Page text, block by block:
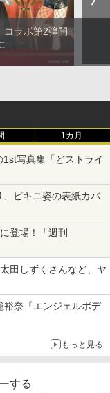
コラボ第2弾開
1カ月
1st写真集「どストライ
、ビキニ姿の表紙カバ
決定
登場！「週刊
田しずくさんなど、ヤ
裕奈『エンジェルボデ
もっと見る
する